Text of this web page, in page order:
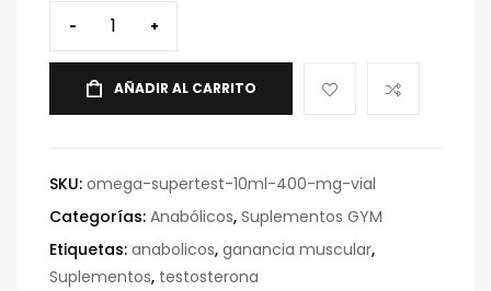
- +
AÑADIR AL CARRITO
SKU: omega-supertest-10ml-400-mg-vial
Categorías: Anabólicos, Suplementos GYM
Etiquetas: anabolicos, ganancia muscular,
Suplementos, testosterona